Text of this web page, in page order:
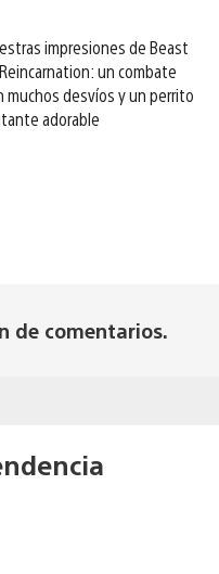
impresiones de Beast
un combate
muchos desvíos y un perrito
adorable
de comentarios.